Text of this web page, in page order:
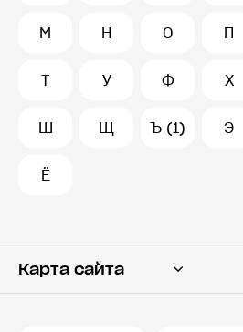
М Н О П
Т У Ф Х
Ш Щ Ъ (1) Э
Ё
Карта сайта